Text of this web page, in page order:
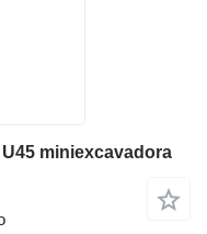
miniexcavadora